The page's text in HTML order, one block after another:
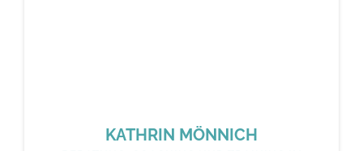
KATHRIN MÖNNICH